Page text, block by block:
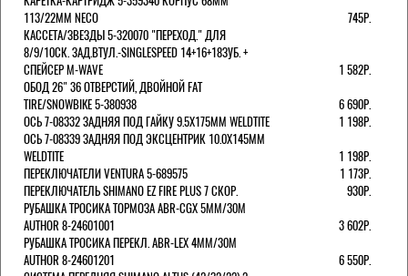
113/22ММ NECO
745Р.
КАССЕТА/ЗВЕЗДЫ 5-320070 "ПЕРЕХОД." ДЛЯ
8/9/10СК. ЗАД.ВТУЛ.-SINGLESPEED 14+16+18ЗУБ. +
СПЕЙСЕР M-WAVE
1 582Р.
ОБОД 26" 36 ОТВЕРСТИЙ, ДВОЙНОЙ FAT
TIRE/SNOWBIKE 5-380938
6 690Р.
ОСЬ 7-08332 ЗАДНЯЯ ПОД ГАЙКУ 9.5Х175ММ WELDTITE
1 198Р.
ОСЬ 7-08339 ЗАДНЯЯ ПОД ЭКСЦЕНТРИК 10.0Х145ММ
WELDTITE
1 198Р.
ПЕРЕКЛЮЧАТЕЛИ VENTURA 5-689575
1 173Р.
ПЕРЕКЛЮЧАТЕЛЬ SHIMANO EZ FIRE PLUS 7 СКОР.
930Р.
РУБАШКА ТРОСИКА ТОРМОЗА ABR-CGX 5MM/30M
AUTHOR 8-24601001
3 602Р.
РУБАШКА ТРОСИКА ПЕРЕКЛ. ABR-LEX 4MM/30M
AUTHOR 8-24601201
6 550Р.